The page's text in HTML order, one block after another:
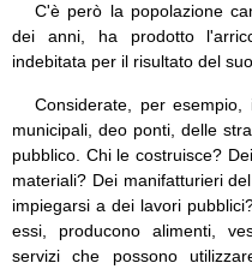
C'è però la popolazione
dei anni, ha prodotto
indebitata per il risultato del
Considerate, per
municipali, deo ponti, delle
pubblico. Chi le costruisce?
materiali? Dei manifatturieri
impiegarsi a dei lavori
essi, producono alimenti,
servizi che possono